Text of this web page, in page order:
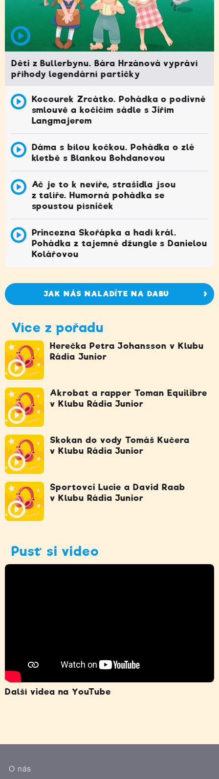
Děti z Bullerbynu. Bára Hrzánová vypráví
příhody legendární partičky
Kocourek Zrcátko. Pohádka o podivné
smlouvě a kočičím sádle s Jiřím
Langmajerem
Dáma s bílou kočkou. Pohádka o zlé
kletbě s Blankou Bohdanovou
Ač je to k nevíře, strašidla jsou
z talíře. Humorná pohádka se
spoustou písniček
Princezna Skořápka a hadí král.
Pohádka z tajemné džungle s Danielou
Kolářovou
JAK NÁS NALADÍTE NA DABU
Více z pořadu
Herečka Petra Johansson v Klubu
Rádia Junior
Akrobat a rapper Toman Equilibre
v Klubu Rádia Junior
Skokan do vody Tomáš Kučera
v Klubu Rádia Junior
Sportovci Lucie a David Raab
v Klubu Rádia Junior
Pusť si video
Další videa na YouTube
O nás